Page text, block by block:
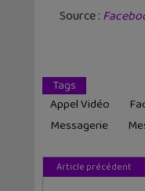
Source :
Tags
Appel Vidéo
Messagerie
Article précédent